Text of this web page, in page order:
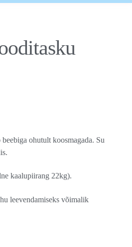
ohutult koosmagada. Su
kaalupiirang 22kg).
leevendamiseks võimalik